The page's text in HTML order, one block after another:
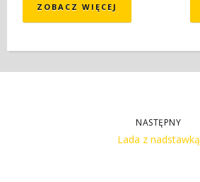
ZOBACZ WIĘCEJ
NASTĘPNY
Lada z nadstawką